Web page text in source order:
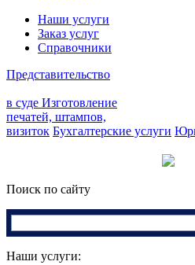
Наши услуги
Заказ услуг
Справочники
Представительство
в суде Изготовление
печатей, штампов,
визиток Бухгалтерские услуги
Поиск по сайту
Наши услуги: